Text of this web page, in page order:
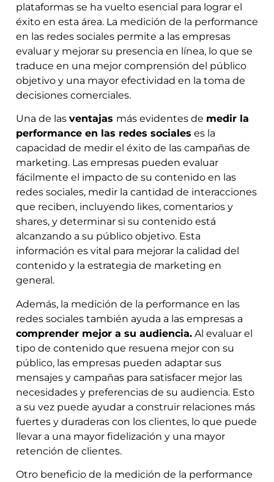
plataformas se ha vuelto esencial para lograr el
éxito en esta área. La medición de la performance
en las redes sociales permite a las empresas
evaluar y mejorar su presencia en línea, lo que se
traduce en una mejor comprensión del público
objetivo y una mayor efectividad en la toma de
decisiones comerciales.
Una de las ventajas más evidentes de medir la
performance en las redes sociales es la
capacidad de medir el éxito de las campañas de
marketing. Las empresas pueden evaluar
fácilmente el impacto de su contenido en las
redes sociales, medir la cantidad de interacciones
que reciben, incluyendo likes, comentarios y
shares, y determinar si su contenido está
alcanzando a su público objetivo. Esta
información es vital para mejorar la calidad del
contenido y la estrategia de marketing en
general.
Además, la medición de la performance en las
redes sociales también ayuda a las empresas a
comprender mejor a su audiencia. Al evaluar el
tipo de contenido que resuena mejor con su
público, las empresas pueden adaptar sus
mensajes y campañas para satisfacer mejor las
necesidades y preferencias de su audiencia. Esto
a su vez puede ayudar a construir relaciones más
fuertes y duraderas con los clientes, lo que puede
llevar a una mayor fidelización y una mayor
retención de clientes.
Otro beneficio de la medición de la performance